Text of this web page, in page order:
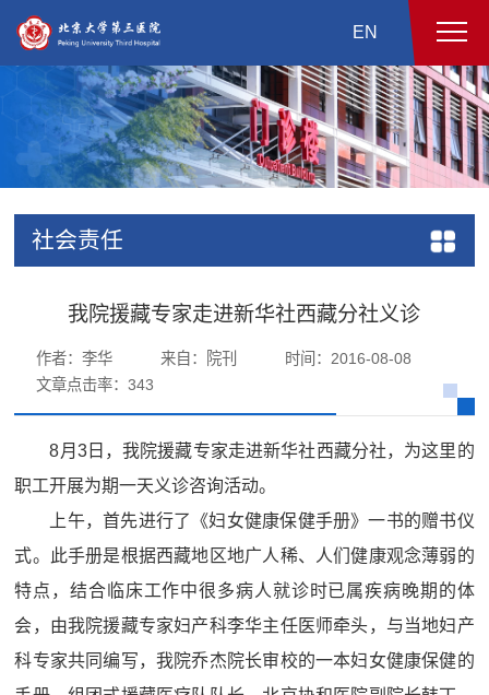
EN
社会责任
我院援藏专家走进新华社西藏分社义诊
作者：李华 来自：院刊
时间：2016-08-08
文章点击率：343
8月3日，我院援藏专家走进新华社西藏分社，为这里的
职工开展为期一天义诊咨询活动。
上午，首先进行了《妇女健康保健手册》一书的赠书仪
式。此手册是根据西藏地区地广人稀、人们健康观念薄弱的
特点，结合临床工作中很多病人就诊时已属疾病晚期的体
会，由我院援藏专家妇产科李华主任医师牵头，与当地妇产
科专家共同编写，我院乔杰院长审校的一本妇女健康保健的